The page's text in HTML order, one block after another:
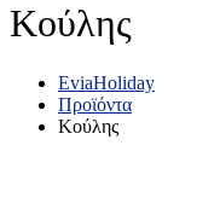
Κούλης
EviaHoliday
Προϊόντα
Κούλης